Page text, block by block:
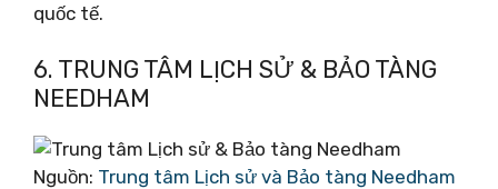
quốc tế.
6. TRUNG TÂM LỊCH SỬ & BẢO TÀNG
NEEDHAM
Nguồn: Trung tâm Lịch sử và Bảo tàng Needham